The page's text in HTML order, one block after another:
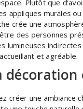
Plutôt que
appliques murales
crée une
des personnes
lumineuses
et agréable.
décoration
créer une ambiance